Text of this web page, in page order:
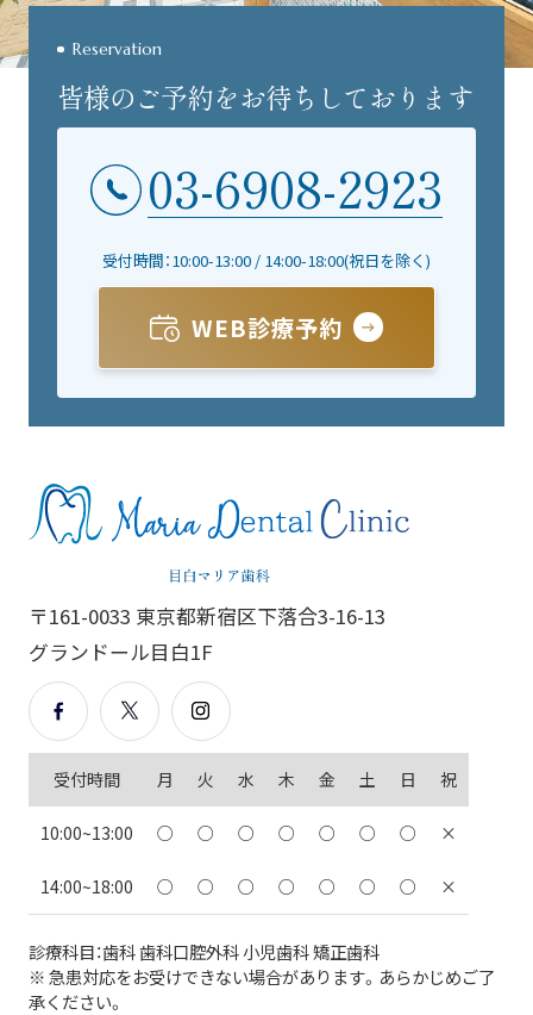
Reservation
皆様のご予約をお待ちしております
03-6908-2923
受付時間：10:00-13:00 / 14:00-18:00(祝日を除く)
WEB診療予約
〒161-0033 東京都新宿区下落合3-16-13
グランドール目白1F
受付時間 月 火 水 木 金 土 日 祝
10:00~13:00 ○ ○ ○ ○ ○ ○ ○ ×
14:00~18:00 ○ ○ ○ ○ ○ ○ ○ ×
診療科目：歯科 歯科口腔外科 小児歯科 矯正歯科
※ 急患対応をお受けできない場合があります。あらかじめご了
承ください。